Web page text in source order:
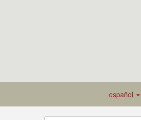
español